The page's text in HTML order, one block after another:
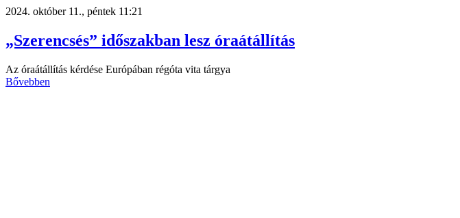
2024. október 11., péntek 11:21
„Szerencsés” időszakban lesz óraátállítás
Az óraátállítás kérdése Európában régóta vita tárgya
Bővebben